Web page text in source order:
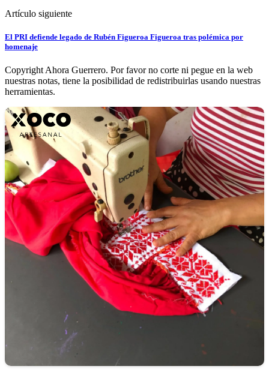
Artículo siguiente
El PRI defiende legado de Rubén Figueroa Figueroa tras polémica por
homenaje
Copyright Ahora Guerrero. Por favor no corte ni pegue en la web
nuestras notas, tiene la posibilidad de redistribuirlas usando nuestras
herramientas.